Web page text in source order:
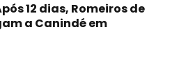
12 dias, Romeiros de
a Canindé em